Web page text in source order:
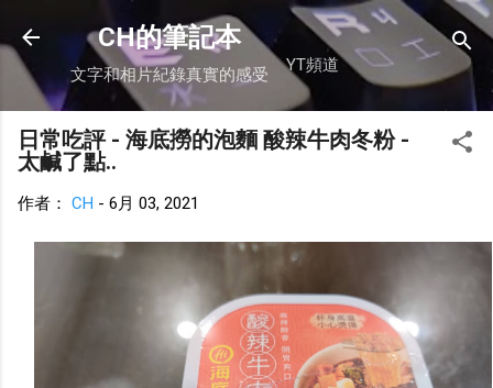
跳到主要內容
CH的筆記本
文字和相片紀錄真實的感受 YT頻道
日常吃評 - 海底撈的泡麵 酸辣牛肉冬粉 -
太鹹了點..
作者： CH - 6月 03, 2021